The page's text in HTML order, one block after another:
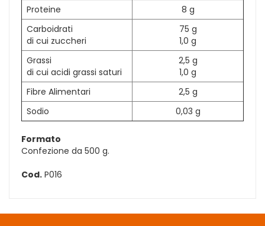
Proteine
8 g
Carboidrati
di cui zuccheri
75 g
1,0 g
Grassi
di cui acidi grassi saturi
2,5 g
1,0 g
Fibre Alimentari
2,5 g
Sodio
0,03 g
Formato
Confezione da 500 g.
Cod. P016